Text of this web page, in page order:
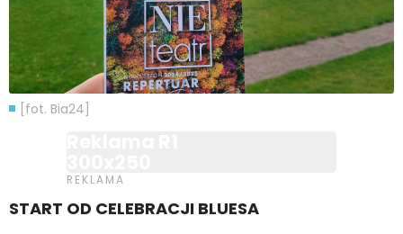
[fot. Bia24]
START OD CELEBRACJI BLUESA